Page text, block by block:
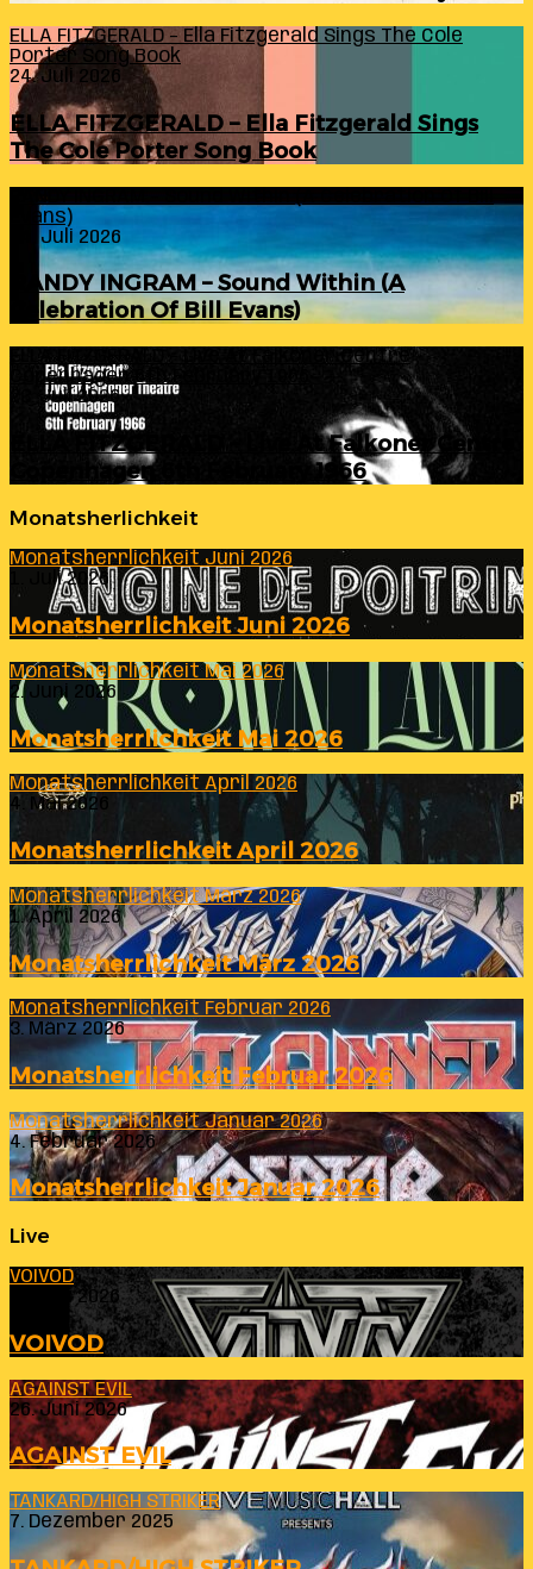
ELLA FITZGERALD – Ella Fitzgerald Sings The Cole
Porter Song Book
24. Juli 2026
ELLA FITZGERALD – Ella Fitzgerald Sings
The Cole Porter Song Book
Evans)
24. Juli 2026
RANDY INGRAM – Sound Within (A
Celebration Of Bill Evans)
ELLA FITZGERALD – Live At Falkoner Centre
Copenhagen 6th February 1966
23. Juli 2026
ELLA FITZGERALD – Live At Falkoner Centre
Copenhagen 6th February 1966
Monatsherlichkeit
Monatsherrlichkeit Juni 2026
1. Juli 2026
Monatsherrlichkeit Juni 2026
Monatsherrlichkeit Mai 2026
2. Juni 2026
Monatsherrlichkeit Mai 2026
Monatsherrlichkeit April 2026
4. Mai 2026
Monatsherrlichkeit April 2026
Monatsherrlichkeit März 2026
1. April 2026
Monatsherrlichkeit März 2026
Monatsherrlichkeit Februar 2026
3. März 2026
Monatsherrlichkeit Februar 2026
Monatsherrlichkeit Januar 2026
4. Februar 2026
Monatsherrlichkeit Januar 2026
Live
VOIVOD
23. Juli 2026
VOIVOD
AGAINST EVIL
26. Juni 2026
AGAINST EVIL
TANKARD/HIGH STRIKER
7. Dezember 2025